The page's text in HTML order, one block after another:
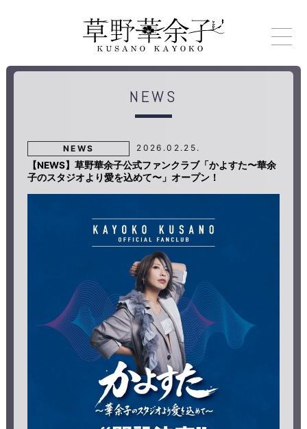
NEWS
NEWS 2026.02.25.
【NEWS】草野華余子公式ファンクラブ「かよすた〜華余
子のスタジオより愛を込めて〜」オープン！